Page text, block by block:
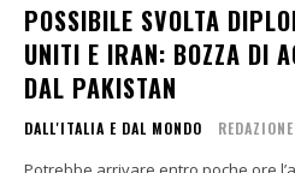
POSSIBILE SVOLTA
UNITI E IRAN: BOZZA DI
DAL PAKISTAN
DALL'ITALIA E DAL MONDO